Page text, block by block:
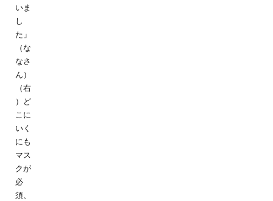
いま
し
た」
（な
なさ
ん）
（右
）ど
こに
いく
にも
マス
クが
必
須、